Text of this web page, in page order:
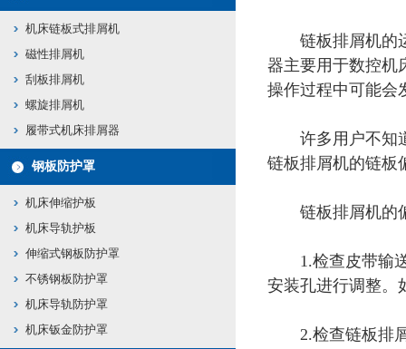
机床链板式排屑机
磁性排屑机
刮板排屑机
螺旋排屑机
履带式机床排屑器
钢板防护罩
机床伸缩护板
机床导轨护板
伸缩式钢板防护罩
不锈钢板防护罩
机床导轨防护罩
机床钣金防护罩
链板排屑机的运
器主要用于数控机
操作过程中可能会
许多用户不知道
链板排屑机的链板
链板排屑机的偏
1.检查皮带输送
安装孔进行调整。
2.检查链板排屑